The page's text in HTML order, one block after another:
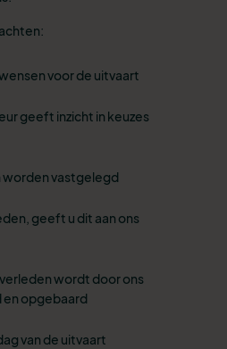
voor de uitvaart
geeft inzicht in keuzes
vastgelegd
geeft u dit aan ons
wordt door ons
opgebaard
van de uitvaart